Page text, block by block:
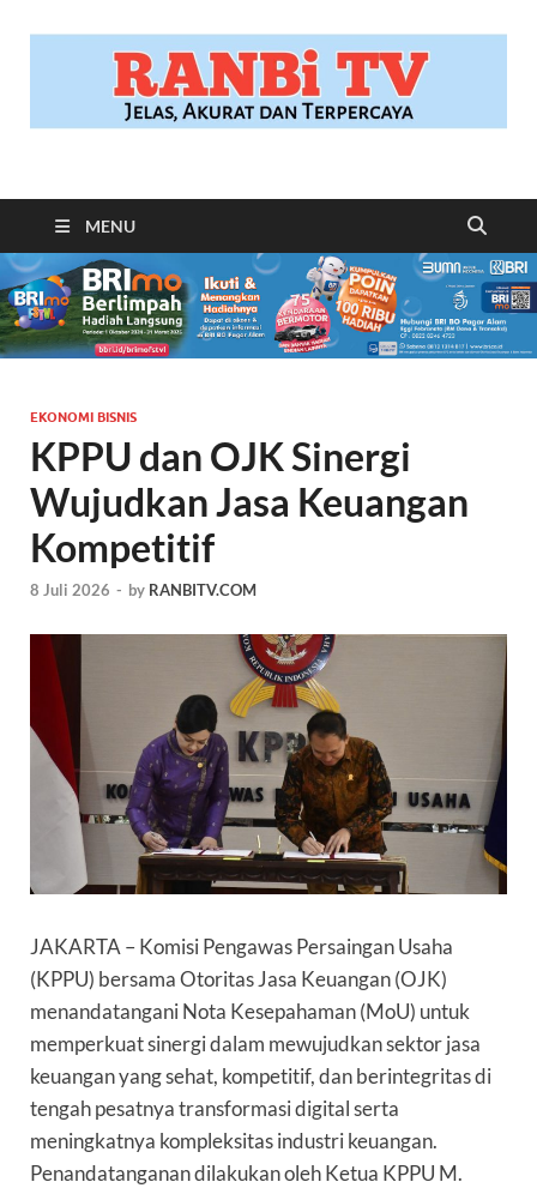
RANBITV.COM
MENU
EKONOMI BISNIS
KPPU dan OJK Sinergi
Wujudkan Jasa Keuangan
Kompetitif
8 Juli 2026 - by RANBITV.COM
JAKARTA – Komisi Pengawas Persaingan Usaha
(KPPU) bersama Otoritas Jasa Keuangan (OJK)
menandatangani Nota Kesepahaman (MoU) untuk
memperkuat sinergi dalam mewujudkan sektor jasa
keuangan yang sehat, kompetitif, dan berintegritas di
tengah pesatnya transformasi digital serta
meningkatnya kompleksitas industri keuangan.
Penandatanganan dilakukan oleh Ketua KPPU M.